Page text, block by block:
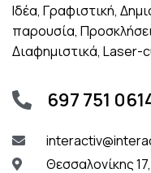
Ιδέα, Γραφιστική,
παρουσία,
Διαφημιστικά, Laser-
697 751
Θεσσαλονίκης 17,